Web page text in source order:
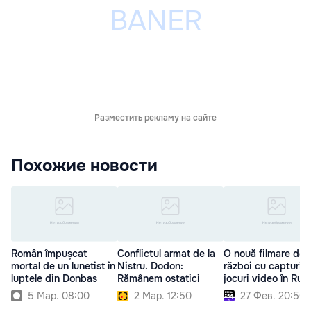
Разместить рекламу на сайте
Похожие новости
Român împușcat
mortal de un lunetist în
luptele din Donbas
5 Мар. 08:00
Conflictul armat de la
Nistru. Dodon:
Rămânem ostatici
2 Мар. 12:50
O nouă filmare de
război cu capturi
jocuri video în
27 Фев. 20:50